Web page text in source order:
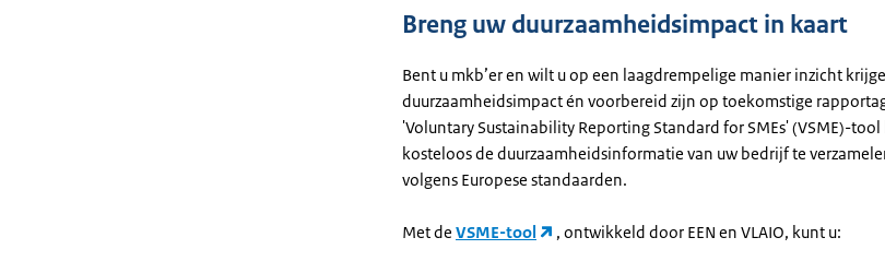
Breng uw duurzaamheidsimpact in kaart
Bent u mkb’er en wilt u op een laagdrempelige manier inzicht
duurzaamheidsimpact én voorbereid zijn op toekomstige
'Voluntary Sustainability Reporting Standard for SMEs' (VSME)-
kosteloos de duurzaamheidsinformatie van uw bedrijf te
volgens Europese standaarden.
Met de VSME-tool , ontwikkeld door EEN en VLAIO, kunt u: